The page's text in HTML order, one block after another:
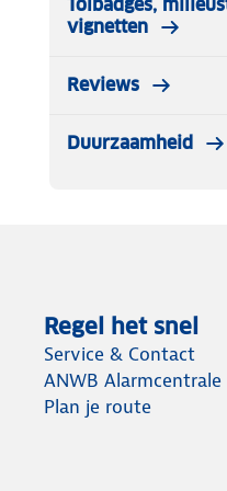
✔ 2x sneeuwsokken
✔ Plastic opbergtas
Tolbadges,
vignetten
Reviews
Duurzaamheid
Regel het snel
Service & Contact
ANWB Alarmcentrale
Plan je route